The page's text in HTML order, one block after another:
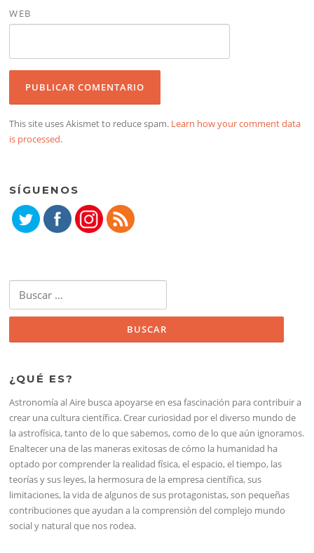
WEB
This site uses Akismet to reduce spam. Learn how your comment data
is processed.
SÍGUENOS
¿QUÉ ES?
Astronomía al Aire busca apoyarse en esa fascinación para contribuir a
crear una cultura científica. Crear curiosidad por el diverso mundo de
la astrofísica, tanto de lo que sabemos, como de lo que aún ignoramos.
Enaltecer una de las maneras exitosas de cómo la humanidad ha
optado por comprender la realidad física, el espacio, el tiempo, las
teorías y sus leyes, la hermosura de la empresa científica, sus
limitaciones, la vida de algunos de sus protagonistas, son pequeñas
contribuciones que ayudan a la comprensión del complejo mundo
social y natural que nos rodea.